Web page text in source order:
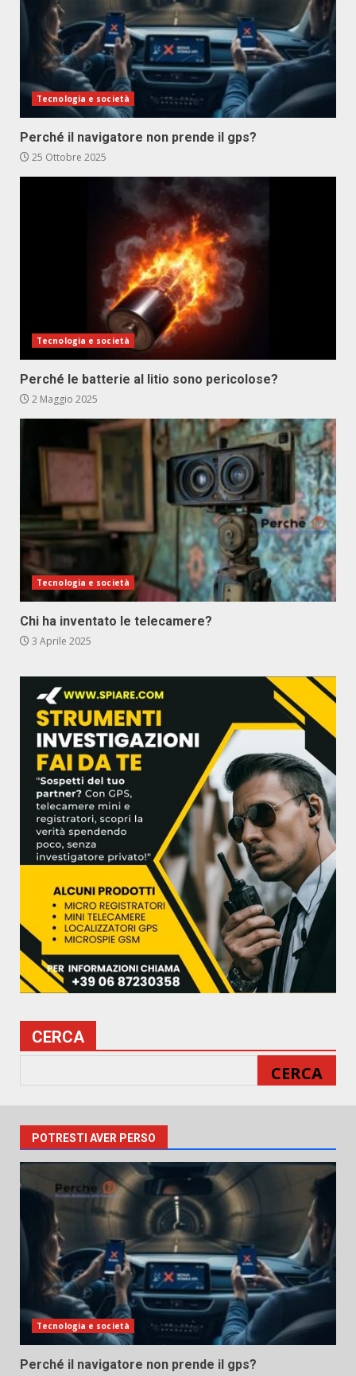
Tecnologia e società
Perché il navigatore non prende il gps?
25 Ottobre 2025
Tecnologia e società
Perché le batterie al litio sono pericolose?
2 Maggio 2025
Tecnologia e società
Chi ha inventato le telecamere?
3 Aprile 2025
CERCA
CERCA
POTRESTI AVER PERSO
Tecnologia e società
Perché il navigatore non prende il gps?